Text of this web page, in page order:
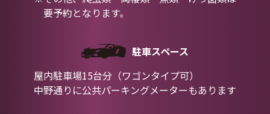
要予約となります。
駐車スペース
屋内駐車場15台分（ワゴンタイプ可）
中野通りに公共パーキングメーターもあります